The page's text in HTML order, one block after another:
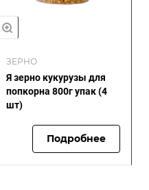
ЗЕРНО
Я зерно кукурузы для
попкорна 800г упак (4
шт)
Подробнее